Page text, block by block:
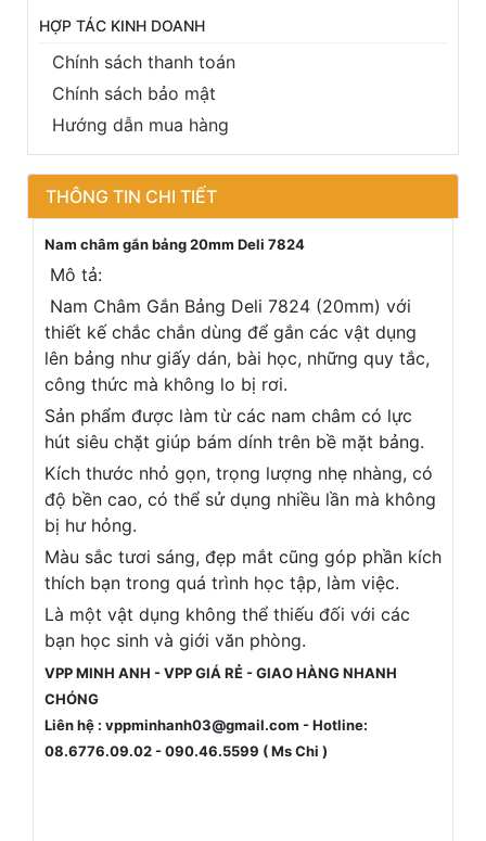
HỢP TÁC KINH DOANH
Chính sách thanh toán
Chính sách bảo mật
Hướng dẫn mua hàng
THÔNG TIN CHI TIẾT
Nam châm gắn bảng 20mm Deli 7824
Mô tả:
Nam Châm Gắn Bảng Deli 7824 (20mm) với
thiết kế chắc chắn dùng để gắn các vật dụng
lên bảng như giấy dán, bài học, những quy tắc,
công thức mà không lo bị rơi.
Sản phẩm được làm từ các nam châm có lực
hút siêu chặt giúp bám dính trên bề mặt bảng.
Kích thước nhỏ gọn, trọng lượng nhẹ nhàng, có
độ bền cao, có thể sử dụng nhiều lần mà không
bị hư hỏng.
Màu sắc tươi sáng, đẹp mắt cũng góp phần kích
thích bạn trong quá trình học tập, làm việc.
Là một vật dụng không thể thiếu đối với các
bạn học sinh và giới văn phòng.
VPP MINH ANH - VPP GIÁ RẺ - GIAO HÀNG NHANH
CHÓNG
Liên hệ : vppminhanh03@gmail.com - Hotline:
08.6776.09.02 - 090.46.5599 ( Ms Chi )